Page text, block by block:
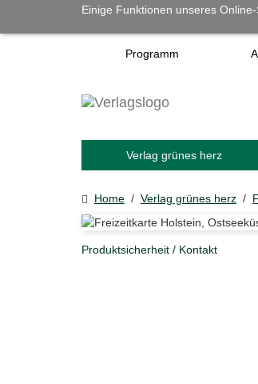
Einige Funktionen unseres
Verlag grünes herz
Programm
Home / Verlag grünes herz /
Produktsicherheit / Kontakt